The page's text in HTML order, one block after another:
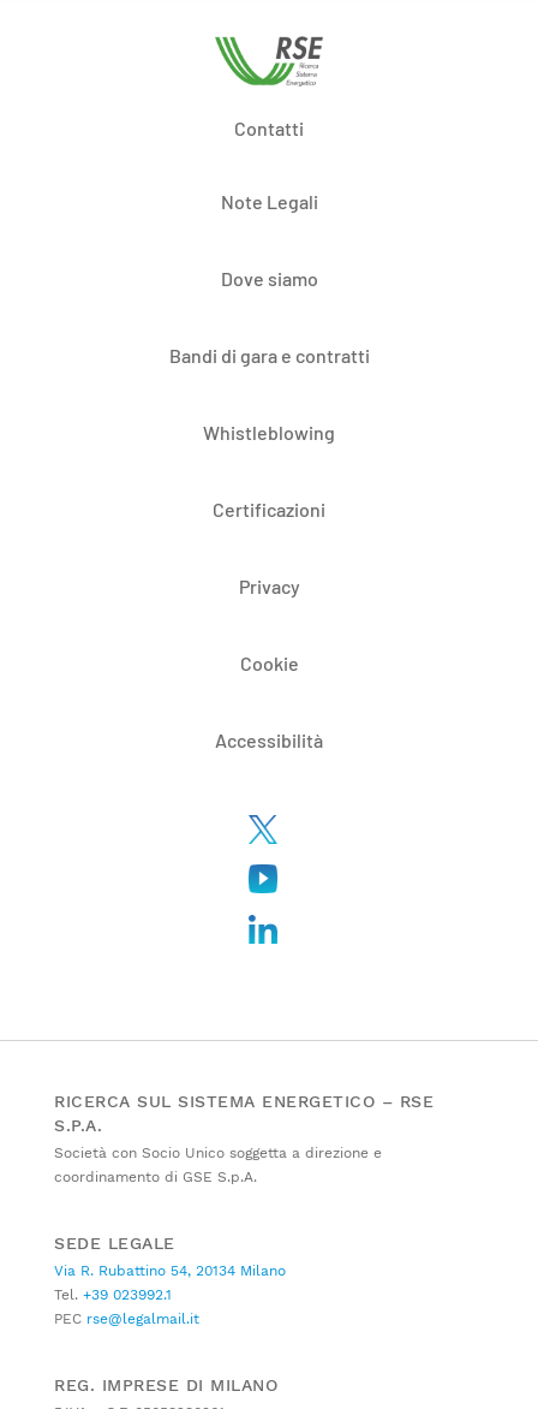
Contatti
Note Legali
Dove siamo
Bandi di gara e contratti
Whistleblowing
Certificazioni
Privacy
Cookie
Accessibilità
RICERCA SUL SISTEMA ENERGETICO – RSE
S.P.A.
Società con Socio Unico soggetta a direzione e
coordinamento di GSE S.p.A.
SEDE LEGALE
Via R. Rubattino 54, 20134 Milano
Tel. +39 023992.1
PEC rse@legalmail.it
REG. IMPRESE DI MILANO